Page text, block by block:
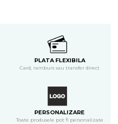
PLATA FLEXIBILA
Card, ramburs sau transfer direct
PERSONALIZARE
Toate produsele pot fi personalizate